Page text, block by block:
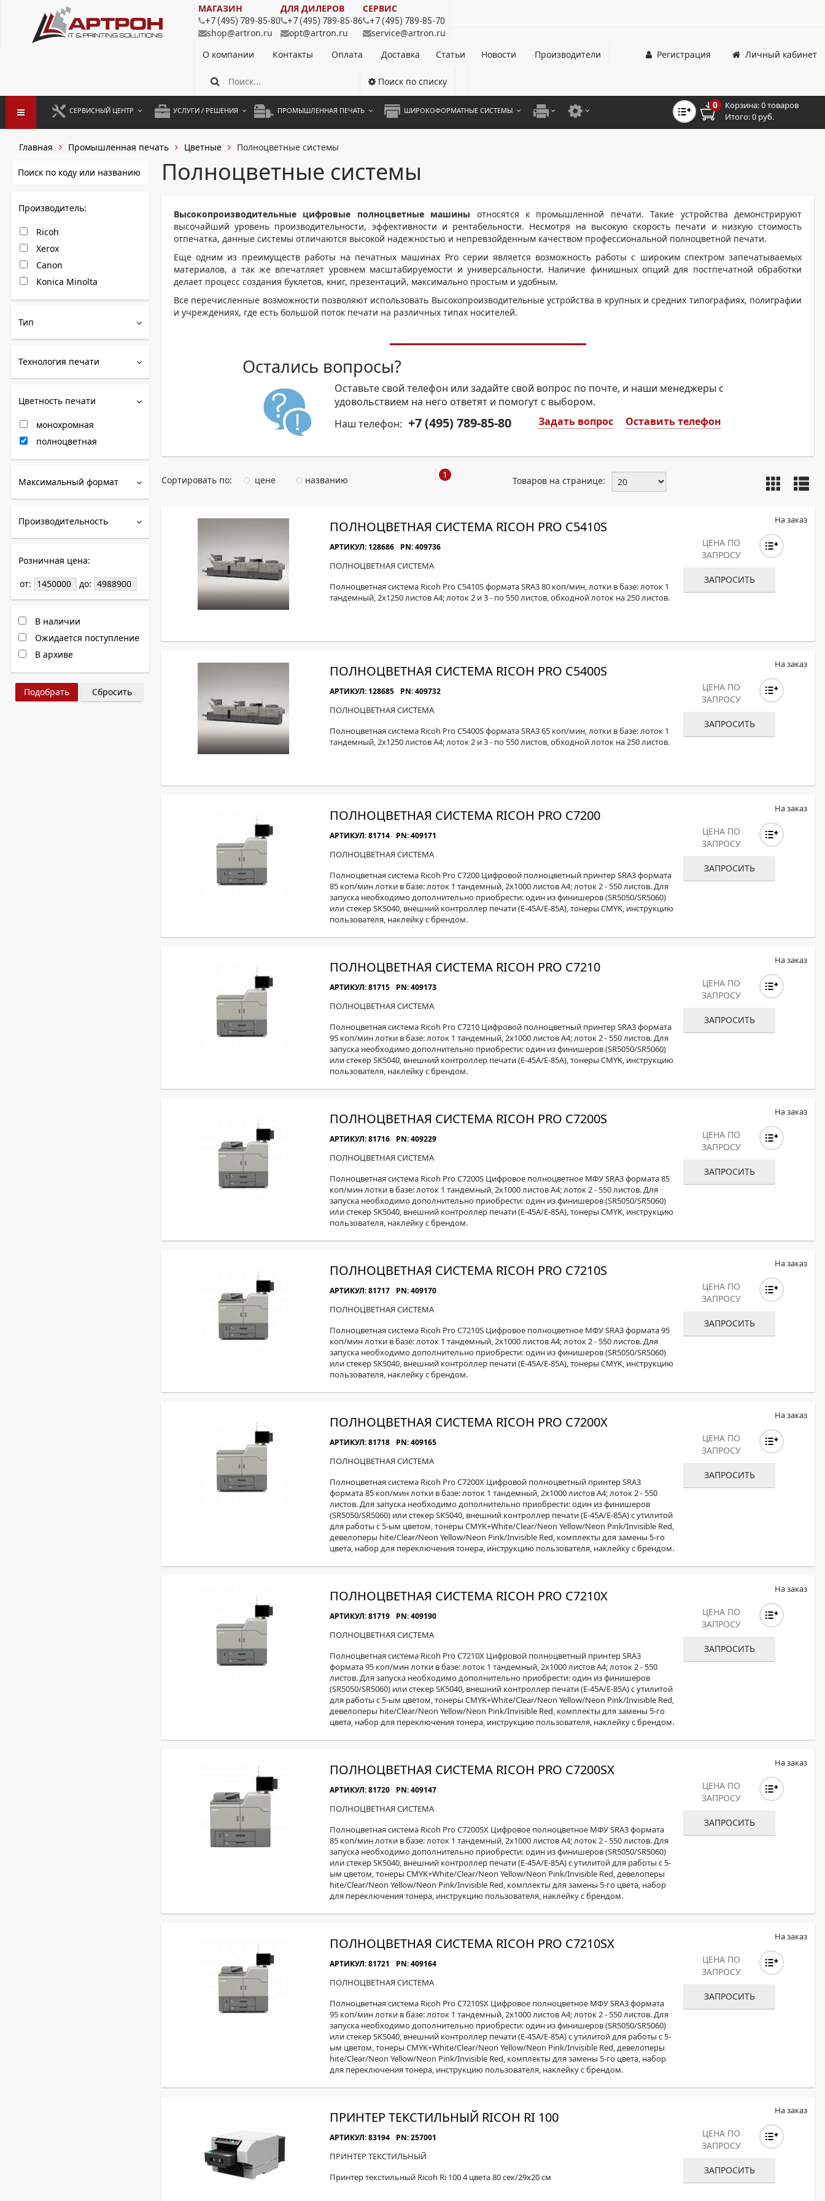
МАГАЗИН
+7 (495) 789-85-80
shop@artron.ru
ДЛЯ ДИЛЕРОВ
+7 (495) 789-85-86
opt@artron.ru
СЕРВИС
+7 (495) 789-85-70
service@artron.ru
О компании
Контакты Оплата Доставка Статьи Новости Производители Личный кабинет
Регистрация
Поиск по списку
СЕРВИСНЫЙ ЦЕНТР
РЕГЛАМЕНТНЫЕ РАБОТЫ
ПРОФИЛАКТИКА И ТО
РАЗОВЫЕ РЕМОНТЫ
УСЛУГИ / РЕШЕНИЯ
ПОКОПИЙНАЯ ПЕЧАТЬ
АРЕНДА ОБОРУДОВАНИЯ
ПРОМЫШЛЕННАЯ ПЕЧАТЬ ШИРОКОФОРМАТНЫЕ СИСТЕМЫ
А4 МОНОХРОМНЫЕ
ПРИНТЕРЫ ДЛЯ ОФИСА
ЦВЕТНЫЕ ПРИНТЕРЫ
МОНОХРОМНЫЕ ПРИНТЕРЫ
0 Корзина:0 товаров
Итого:0 руб.
Главная Промышленная печать Цветные Полноцветные системы
Производитель:
Ricoh
Xerox
Canon
Konica Minolta
Тип
Технология печати
Цветность печати
монохромная
полноцветная
Максимальный формат
Производительность
Розничная цена:
от:
до:
В наличии
Ожидается поступление
В архиве
Сбросить
Полноцветные системы
Высокопроизводительные цифровые полноцветные машины относятся к промышленной печати. Такие устройства демонстрируют
высочайший уровень производительности, эффективности и рентабельности. Несмотря на высокую скорость печати и низкую стоимость
отпечатка, данные системы отличаются высокой надежностью и непревзойденным качеством профессиональной полноцветной печати.
Еще одним из преимуществ работы на печатных машинах Pro серии является возможность работы с широким спектром запечатываемых
материалов, а так же впечатляет уровнем масштабируемости и универсальности. Наличие финишных опций для постпечатной обработки
делает процесс создания буклетов, книг, презентаций, максимально простым и удобным.
Все перечисленные возможности позволяют использовать Высокопроизводительные устройства в крупных и средних типографиях, полиграфии
и учреждениях, где есть большой поток печати на различных типах носителей.
Остались вопросы?
Оставьте свой телефон или задайте свой вопрос по почте, и наши менеджеры с
удовольствием на него ответят и помогут с выбором.
Наш телефон: +7 (495) 789-85-80 Оставить телефон
Задать вопрос
Сортировать по: цене названию 1
Товаров на странице:
ПОЛНОЦВЕТНАЯ СИСТЕМА RICOH PRO C5410S
АРТИКУЛ: 128686 PN: 409736
ПОЛНОЦВЕТНАЯ СИСТЕМА
Полноцветная система Ricoh Pro C5410S формата SRA3 80 коп/мин, лотки в базе: лоток 1
тандемный, 2x1250 листов А4; лоток 2 и 3 - по 550 листов, обходной лоток на 250 листов.
На заказ
ЦЕНА ПО
ЗАПРОСУ
ЗАПРОСИТЬ
ПОЛНОЦВЕТНАЯ СИСТЕМА RICOH PRO C5400S
АРТИКУЛ: 128685 PN: 409732
ПОЛНОЦВЕТНАЯ СИСТЕМА
Полноцветная система Ricoh Pro C5400S формата SRA3 65 коп/мин, лотки в базе: лоток 1
тандемный, 2x1250 листов А4; лоток 2 и 3 - по 550 листов, обходной лоток на 250 листов.
На заказ
ЦЕНА ПО
ЗАПРОСУ
ЗАПРОСИТЬ
ПОЛНОЦВЕТНАЯ СИСТЕМА RICOH PRO C7200
АРТИКУЛ: 81714 PN: 409171
ПОЛНОЦВЕТНАЯ СИСТЕМА
Полноцветная система Ricoh Pro C7200 Цифровой полноцветный принтер SRA3 формата
85 коп/мин лотки в базе: лоток 1 тандемный, 2x1000 листов А4; лоток 2 - 550 листов. Для
запуска необходимо дополнительно приобрести: один из финишеров (SR5050/SR5060)
или стекер SK5040, внешний контроллер печати (E-45А/E-85А), тонеры CMYK, инструкцию
пользователя, наклейку с брендом.
На заказ
ЦЕНА ПО
ЗАПРОСУ
ЗАПРОСИТЬ
ПОЛНОЦВЕТНАЯ СИСТЕМА RICOH PRO C7210
АРТИКУЛ: 81715 PN: 409173
ПОЛНОЦВЕТНАЯ СИСТЕМА
Полноцветная система Ricoh Pro C7210 Цифровой полноцветный принтер SRA3 формата
95 коп/мин лотки в базе: лоток 1 тандемный, 2x1000 листов А4; лоток 2 - 550 листов. Для
запуска необходимо дополнительно приобрести: один из финишеров (SR5050/SR5060)
или стекер SK5040, внешний контроллер печати (E-45А/E-85А), тонеры CMYK, инструкцию
пользователя, наклейку с брендом.
На заказ
ЦЕНА ПО
ЗАПРОСУ
ЗАПРОСИТЬ
ПОЛНОЦВЕТНАЯ СИСТЕМА RICOH PRO C7200S
АРТИКУЛ: 81716 PN: 409229
ПОЛНОЦВЕТНАЯ СИСТЕМА
Полноцветная система Ricoh Pro C7200S Цифровое полноцветное МФУ SRA3 формата 85
коп/мин лотки в базе: лоток 1 тандемный, 2x1000 листов А4; лоток 2 - 550 листов. Для
запуска необходимо дополнительно приобрести: один из финишеров (SR5050/SR5060)
или стекер SK5040, внешний контроллер печати (E-45А/E-85А), тонеры CMYK, инструкцию
пользователя, наклейку с брендом.
На заказ
ЦЕНА ПО
ЗАПРОСУ
ЗАПРОСИТЬ
ПОЛНОЦВЕТНАЯ СИСТЕМА RICOH PRO C7210S
АРТИКУЛ: 81717 PN: 409170
ПОЛНОЦВЕТНАЯ СИСТЕМА
Полноцветная система Ricoh Pro C7210S Цифровое полноцветное МФУ SRA3 формата 95
коп/мин лотки в базе: лоток 1 тандемный, 2x1000 листов А4; лоток 2 - 550 листов. Для
запуска необходимо дополнительно приобрести: один из финишеров (SR5050/SR5060)
или стекер SK5040, внешний контроллер печати (E-45А/E-85А), тонеры CMYK, инструкцию
пользователя, наклейку с брендом.
На заказ
ЦЕНА ПО
ЗАПРОСУ
ЗАПРОСИТЬ
ПОЛНОЦВЕТНАЯ СИСТЕМА RICOH PRO C7200X
АРТИКУЛ: 81718 PN: 409165
ПОЛНОЦВЕТНАЯ СИСТЕМА
Полноцветная система Ricoh Pro C7200X Цифровой полноцветный принтер SRA3
формата 85 коп/мин лотки в базе: лоток 1 тандемный, 2x1000 листов А4; лоток 2 - 550
листов. Для запуска необходимо дополнительно приобрести: один из финишеров
(SR5050/SR5060) или стекер SK5040, внешний контроллер печати (E-45А/E-85А) с утилитой
для работы с 5-ым цветом, тонеры CMYK+White/Clear/Neon Yellow/Neon Pink/Invisible Red,
девелоперы hite/Clear/Neon Yellow/Neon Pink/Invisible Red, комплекты для замены 5-го
цвета, набор для переключения тонера, инструкцию пользователя, наклейку с брендом.
На заказ
ЦЕНА ПО
ЗАПРОСУ
ЗАПРОСИТЬ
ПОЛНОЦВЕТНАЯ СИСТЕМА RICOH PRO C7210X
АРТИКУЛ: 81719 PN: 409190
ПОЛНОЦВЕТНАЯ СИСТЕМА
Полноцветная система Ricoh Pro C7210X Цифровой полноцветный принтер SRA3
формата 95 коп/мин лотки в базе: лоток 1 тандемный, 2x1000 листов А4; лоток 2 - 550
листов. Для запуска необходимо дополнительно приобрести: один из финишеров
(SR5050/SR5060) или стекер SK5040, внешний контроллер печати (E-45А/E-85А) с утилитой
для работы с 5-ым цветом, тонеры CMYK+White/Clear/Neon Yellow/Neon Pink/Invisible Red,
девелоперы hite/Clear/Neon Yellow/Neon Pink/Invisible Red, комплекты для замены 5-го
цвета, набор для переключения тонера, инструкцию пользователя, наклейку с брендом.
На заказ
ЦЕНА ПО
ЗАПРОСУ
ЗАПРОСИТЬ
ПОЛНОЦВЕТНАЯ СИСТЕМА RICOH PRO C7200SX
АРТИКУЛ: 81720 PN: 409147
ПОЛНОЦВЕТНАЯ СИСТЕМА
Полноцветная система Ricoh Pro C7200SX Цифровое полноцветное МФУ SRA3 формата
85 коп/мин лотки в базе: лоток 1 тандемный, 2x1000 листов А4; лоток 2 - 550 листов. Для
запуска необходимо дополнительно приобрести: один из финишеров (SR5050/SR5060)
или стекер SK5040, внешний контроллер печати (E-45А/E-85А) с утилитой для работы с 5-
ым цветом, тонеры CMYK+White/Clear/Neon Yellow/Neon Pink/Invisible Red, девелоперы
hite/Clear/Neon Yellow/Neon Pink/Invisible Red, комплекты для замены 5-го цвета, набор
для переключения тонера, инструкцию пользователя, наклейку с брендом.
На заказ
ЦЕНА ПО
ЗАПРОСУ
ЗАПРОСИТЬ
ПОЛНОЦВЕТНАЯ СИСТЕМА RICOH PRO C7210SX
АРТИКУЛ: 81721 PN: 409164
ПОЛНОЦВЕТНАЯ СИСТЕМА
Полноцветная система Ricoh Pro C7210SX Цифровое полноцветное МФУ SRA3 формата
95 коп/мин лотки в базе: лоток 1 тандемный, 2x1000 листов А4; лоток 2 - 550 листов. Для
запуска необходимо дополнительно приобрести: один из финишеров (SR5050/SR5060)
или стекер SK5040, внешний контроллер печати (E-45А/E-85А) с утилитой для работы с 5-
ым цветом, тонеры CMYK+White/Clear/Neon Yellow/Neon Pink/Invisible Red, девелоперы
hite/Clear/Neon Yellow/Neon Pink/Invisible Red, комплекты для замены 5-го цвета, набор
для переключения тонера, инструкцию пользователя, наклейку с брендом.
На заказ
ЦЕНА ПО
ЗАПРОСУ
ЗАПРОСИТЬ
ПРИНТЕР ТЕКСТИЛЬНЫЙ RICOH RI 100
АРТИКУЛ: 83194 PN: 257001
ПРИНТЕР ТЕКСТИЛЬНЫЙ
Принтер текстильный Ricoh Ri 100 4 цвета 80 сек/29х20 см
На заказ
ЦЕНА ПО
ЗАПРОСУ
ЗАПРОСИТЬ